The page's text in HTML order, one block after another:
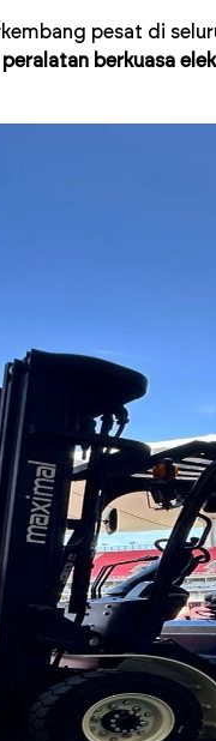
pesat di
peralatan berkuasa